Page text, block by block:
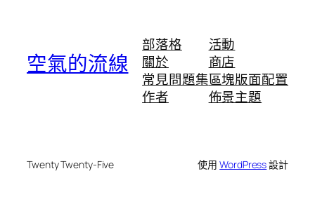
空氣的流線
部落格
關於
常見問題集
作者
活動
商店
區塊版面配置
佈景主題
Twenty Twenty-Five 使用WordPress設計